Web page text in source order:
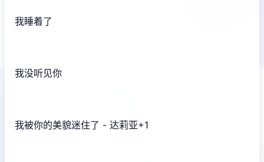
我睡着了
我没听见你
我被你的美貌迷住了 - 达莉亚+1